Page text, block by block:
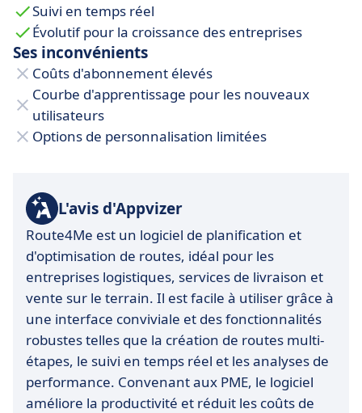
Suivi en temps réel
Évolutif pour la croissance des entreprises
Ses inconvénients
Coûts d'abonnement élevés
Courbe d'apprentissage pour les nouveaux
utilisateurs
Options de personnalisation limitées
L'avis d'Appvizer
Route4Me est un logiciel de planification et
d'optimisation de routes, idéal pour les
entreprises logistiques, services de livraison et
vente sur le terrain. Il est facile à utiliser grâce à
une interface conviviale et des fonctionnalités
robustes telles que la création de routes multi-
étapes, le suivi en temps réel et les analyses de
performance. Convenant aux PME, le logiciel
améliore la productivité et réduit les coûts de